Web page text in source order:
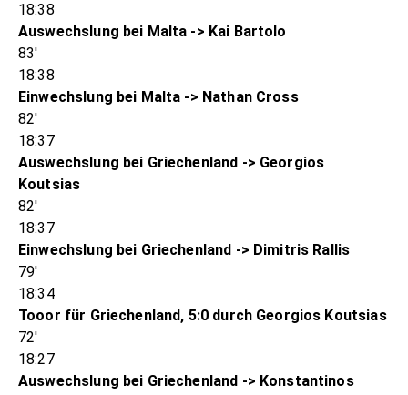
18:38
Auswechslung bei Malta -> Kai Bartolo
83'
18:38
Einwechslung bei Malta -> Nathan Cross
82'
18:37
Auswechslung bei Griechenland -> Georgios
Koutsias
82'
18:37
Einwechslung bei Griechenland -> Dimitris Rallis
79'
18:34
Tooor für Griechenland, 5:0 durch Georgios Koutsias
72'
18:27
Auswechslung bei Griechenland -> Konstantinos